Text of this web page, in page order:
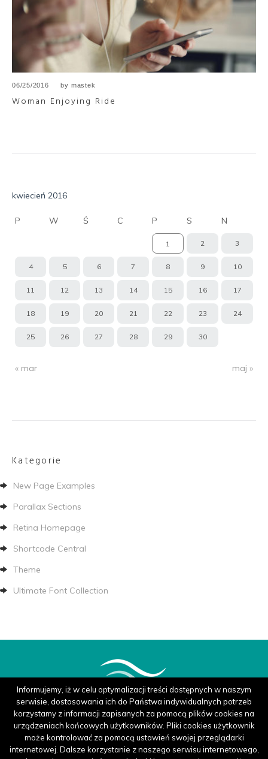
06/25/2016 by mastek
Woman Enjoying Ride
kwiecień 2016
P W Ś C P S N
« mar maj »
1 2 3
4 5 6 7 8 9 10
11 12 13 14 15 16 17
18 19 20 21 22 23 24
25 26 27 28 29 30
Kategorie
New Page Examples
Parallax Sections
Retina Homepage
Shortcode Central
Theme
Ultimate Font Collection
TwitterLinkedinPinterest
Instagram
Dribbble
Informujemy, iż w celu optymalizacji treści dostępnych w naszym
serwisie, dostosowania ich do Państwa indywidualnych potrzeb
korzystamy z informacji zapisanych za pomocą plików cookies na
urządzeniach końcowych użytkowników. Pliki cookies użytkownik
może kontrolować za pomocą ustawień swojej przeglądarki
internetowej. Dalsze korzystanie z naszego serwisu internetowego,